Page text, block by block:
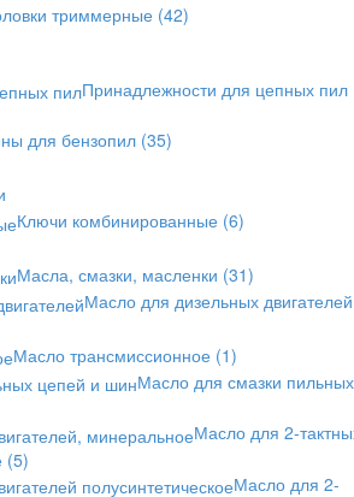
триммерные (42)
Принадлежности для цепных пил
для бензопил (35)
Ключи комбинированные (6)
Масла, смазки, масленки (31)
Масло для дизельных двигателей
Масло трансмиссионное (1)
Масло для смазки пильных
Масло для 2-
(5)
Масло для 2-